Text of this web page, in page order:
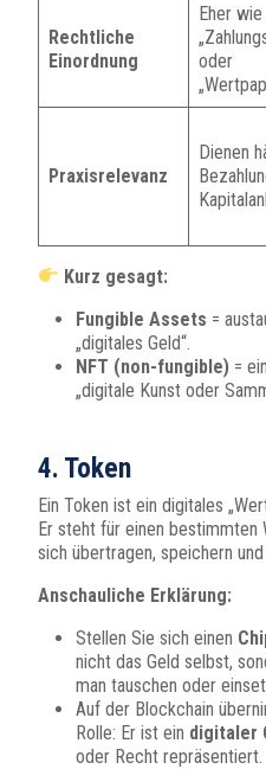
Rechtliche
Einordnung
Eher wie
oder
Praxisrelevanz
Dienen
Kurz gesagt:
Fungible Assets =
„digitales Geld“.
NFT (non-fungible) =
„digitale Kunst oder
4. Token
Ein Token ist ein digitales
Er steht für einen bestimmten
sich übertragen, speichern und
Anschauliche Erklärung:
Stellen Sie sich einen
nicht das Geld selbst,
man tauschen oder
Auf der Blockchain
Rolle: Er ist ein digitaler
oder Recht repräsentiert.